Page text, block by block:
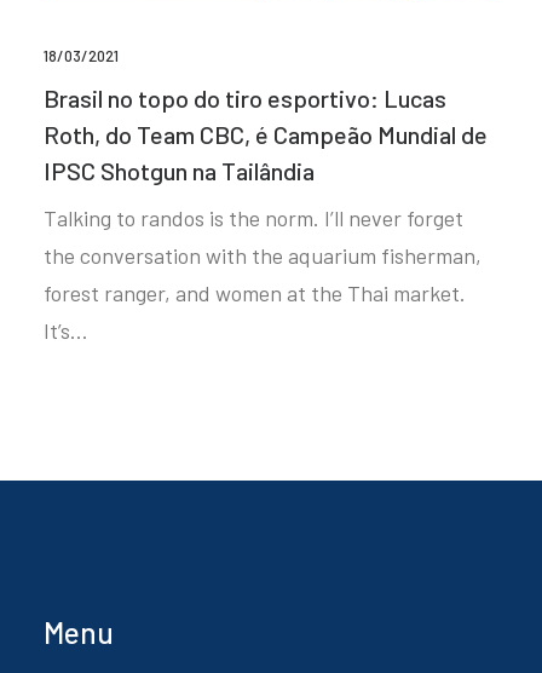
18/03/2021
Brasil no topo do tiro esportivo: Lucas
Roth, do Team CBC, é Campeão Mundial de
IPSC Shotgun na Tailândia
Talking to randos is the norm. I’ll never forget
the conversation with the aquarium fisherman,
forest ranger, and women at the Thai market.
It’s…
Menu